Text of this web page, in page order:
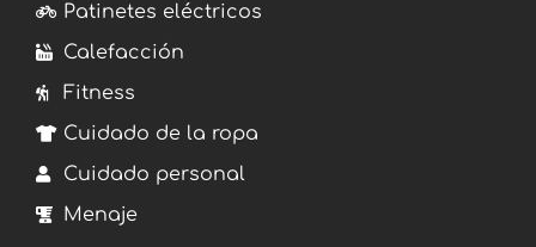
Patinetes eléctricos
Calefacción
Fitness
Cuidado de la ropa
Cuidado personal
Menaje